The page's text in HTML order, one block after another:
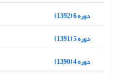
دوره 6 (1392)
دوره 5 (1391)
دوره 4 (1390)